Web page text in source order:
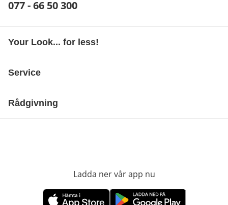
Telefonnummer:
077 - 66 50 300
Your Look... for less!
Service
Rådgivning
Ladda ner vår app nu